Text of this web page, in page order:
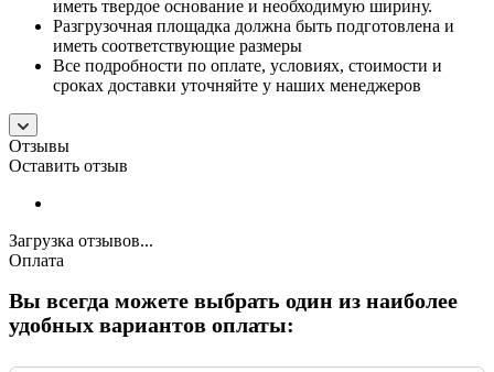
иметь твердое основание и необходимую ширину.
Разгрузочная площадка должна быть подготовлена и
иметь соответствующие размеры
Все подробности по оплате, условиях, стоимости и
сроках доставки уточняйте у наших менеджеров
Отзывы
Оставить отзыв
Загрузка отзывов...
Оплата
Вы всегда можете выбрать один из наиболее
удобных вариантов оплаты: